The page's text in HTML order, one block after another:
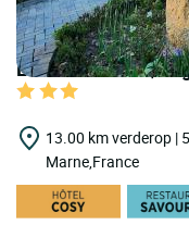
LOGIS HOTELS |
13.00 km verderop |
Marne,France